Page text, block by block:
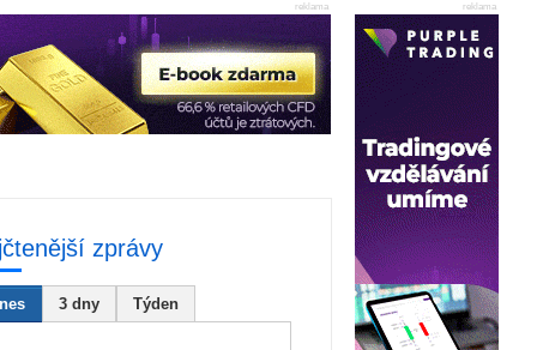
reklama
reklama
zprávy
3 dny Týden